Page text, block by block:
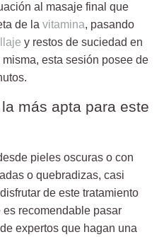
al masaje final que
de la vitamina, pasando
y restos de suciedad en
esta sesión posee de
más apta para este
pieles oscuras o con
o quebradizas, casi
de este tratamiento
recomendable pasar
expertos que hagan una